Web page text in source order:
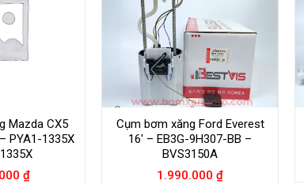
Mazda CX5
PYA1-1335X
₫
Cụm bơm xăng Ford Everest
16′ – EB3G-9H307-BB –
BVS3150A
1.990.000 ₫